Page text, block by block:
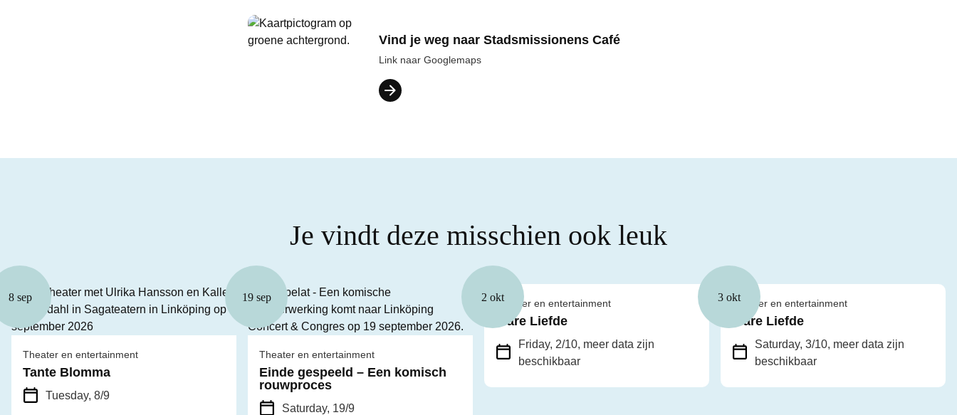
Vind je weg naar Stadsmissionens Café
Link naar Googlemaps
Je vindt deze misschien ook leuk
8 sep
Theater en entertainment
Tante Blomma
Tuesday, 8/9
19 sep
Theater en entertainment
Einde gespeeld – Een komisch
rouwproces
Saturday, 19/9
2 okt
Theater en entertainment
Ware Liefde
Friday, 2/10, meer data zijn
beschikbaar
3 okt
Theater en entertainment
Ware Liefde
Saturday, 3/10, meer data zijn
beschikbaar